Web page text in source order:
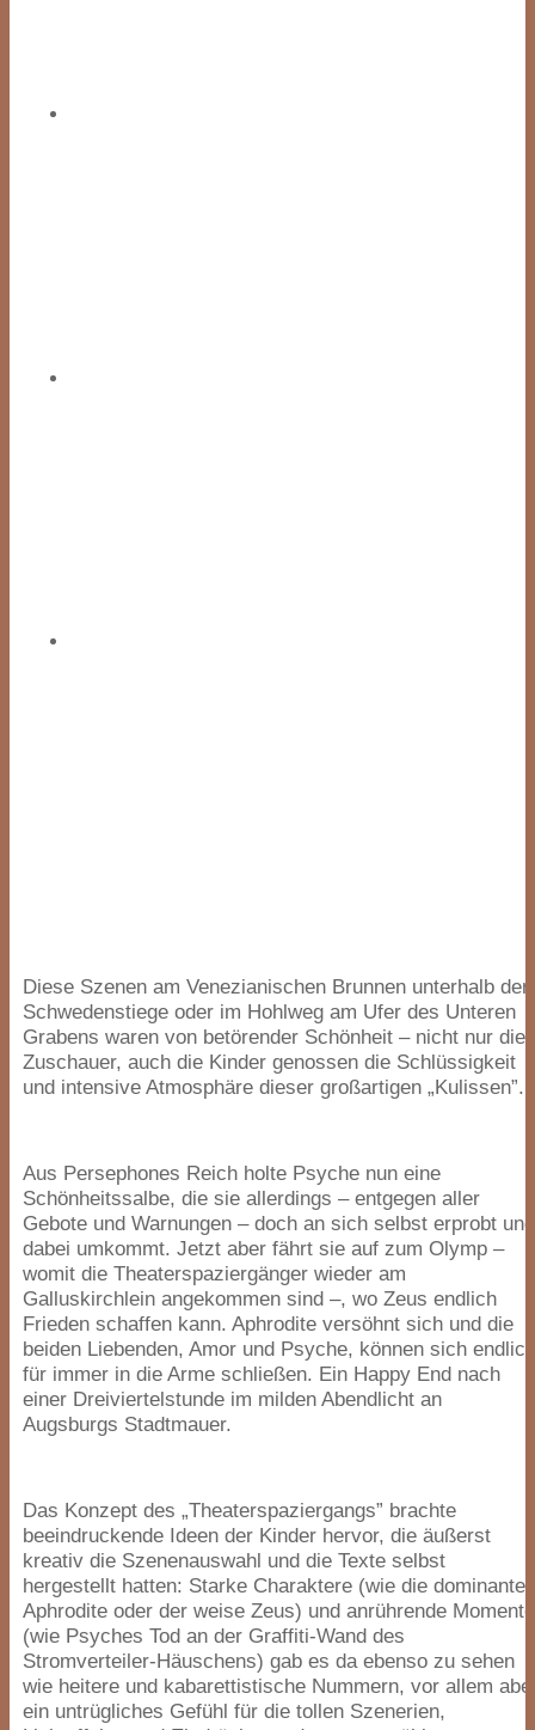
Diese Szenen am Venezianischen Brunnen unterhalb der
Schwedenstiege oder im Hohlweg am Ufer des Unteren
Grabens waren von betörender Schönheit – nicht nur die
Zuschauer, auch die Kinder genossen die Schlüssigkeit
und intensive Atmosphäre dieser großartigen„Kulissen”.
Aus Persephones Reich holte Psyche nun eine
Schönheitssalbe, die sie allerdings – entgegen aller
Gebote und Warnungen – doch an sich selbst erprobt und
dabei umkommt. Jetzt aber fährt sie auf zum Olymp –
womit die Theaterspaziergänger wieder am
Galluskirchlein angekommen sind –, wo Zeus endlich
Frieden schaffen kann. Aphrodite versöhnt sich und die
beiden Liebenden, Amor und Psyche, können sich
für immer in die Arme schließen. Ein Happy End nach
einer Dreiviertelstunde im milden Abendlicht an
Augsburgs Stadtmauer.
Das Konzept des„Theaterspaziergangs” brachte
beeindruckende Ideen der Kinder hervor, die äußerst
kreativ die Szenenauswahl und die Texte selbst
hergestellt hatten: Starke Charaktere (wie die dominante
Aphrodite oder der weise Zeus) und anrührende Momente
(wie Psyches Tod an der Graffiti-Wand des
Stromverteiler-Häuschens) gab es da ebenso zu sehen
wie heitere und kabarettistische Nummern, vor allem
ein untrügliches Gefühl für die tollen Szenerien,